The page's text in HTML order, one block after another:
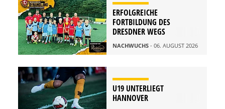
ERFOLGREICHE
FORTBILDUNG DES
DRESDNER WEGS
NACHWUCHS - 06. AUGUST 2026
U19 UNTERLIEGT
HANNOVER